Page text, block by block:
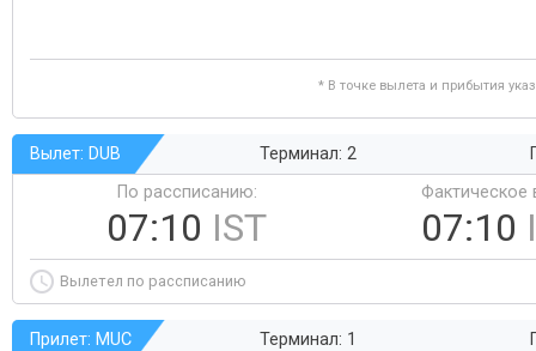
* В точке вылета и прибытия
Вылет: DUB Терминал: 2
По рассписанию:
07:10 IST
Фактическое
07:10
Вылетел по рассписанию
Прилет: MUC Терминал: 1